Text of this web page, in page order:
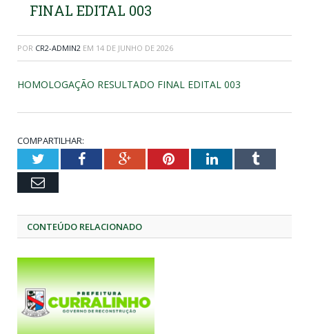
FINAL EDITAL 003
POR CR2-ADMIN2 EM 14 DE JUNHO DE 2026
HOMOLOGAÇÃO RESULTADO FINAL EDITAL 003
COMPARTILHAR:
TwitterFacebookGoogle+PinterestLinkedInTumblr
Email
CONTEÚDO RELACIONADO